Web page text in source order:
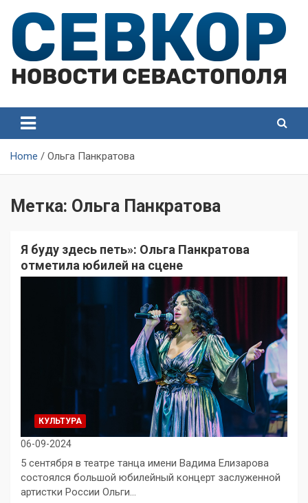
content
Севастополя
Севастополя
Home Ольга Панкратова
Метка: Ольга Панкратова
Я буду здесь петь»: Ольга Панкратова
отметила юбилей на сцене
КУЛЬТУРА
06-09-2024
5 сентября в театре танца имени Вадима Елизарова
состоялся большой юбилейный концерт заслуженной
артистки России Ольги…